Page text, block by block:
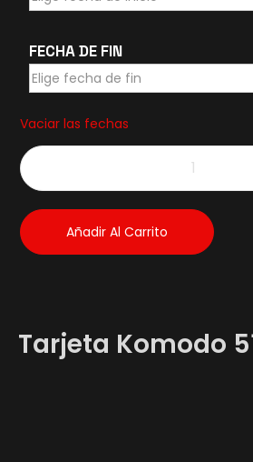
FECHA DE FIN
Vaciar las fechas
Añadir Al Carrito
Tarjeta Komodo